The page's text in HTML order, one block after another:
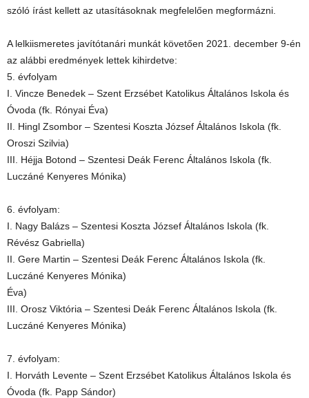
szóló írást kellett az utasításoknak megfelelően megformázni.
A lelkiismeretes javítótanári munkát követően 2021. december 9-én
az alábbi eredmények lettek kihirdetve:
5. évfolyam
I. Vincze Benedek – Szent Erzsébet Katolikus Általános Iskola és
Óvoda (fk. Rónyai Éva)
II. Hingl Zsombor – Szentesi Koszta József Általános Iskola (fk.
Oroszi Szilvia)
III. Héjja Botond – Szentesi Deák Ferenc Általános Iskola (fk.
Luczáné Kenyeres Mónika)
6. évfolyam:
I. Nagy Balázs – Szentesi Koszta József Általános Iskola (fk.
Révész Gabriella)
II. Gere Martin – Szentesi Deák Ferenc Általános Iskola (fk.
Luczáné Kenyeres Mónika)
Éva)
III. Orosz Viktória – Szentesi Deák Ferenc Általános Iskola (fk.
Luczáné Kenyeres Mónika)
7. évfolyam:
I. Horváth Levente – Szent Erzsébet Katolikus Általános Iskola és
Óvoda (fk. Papp Sándor)